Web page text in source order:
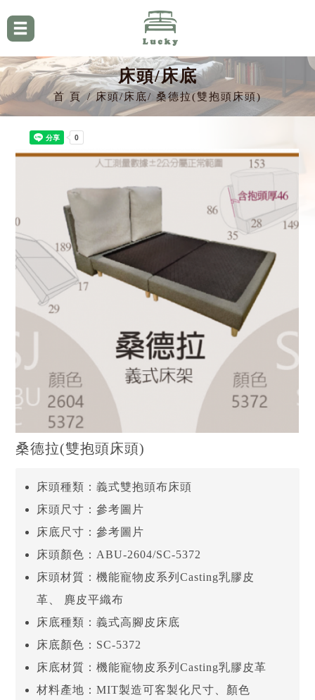
床頭/床底
首 頁 床頭/床底 桑德拉(雙抱頭床頭)
桑德拉(雙抱頭床頭)
床頭種類：義式雙抱頭布床頭
床頭尺寸：參考圖片
床底尺寸：參考圖片
床頭顏色：ABU-2604/SC-5372
床頭材質：機能寵物皮系列Casting乳膠皮
革、 麂皮平織布
床底種類：義式高腳皮床底
床底顏色：SC-5372
床底材質：機能寵物皮系列Casting乳膠皮革
材料產地：MIT製造可客製化尺寸、顏色